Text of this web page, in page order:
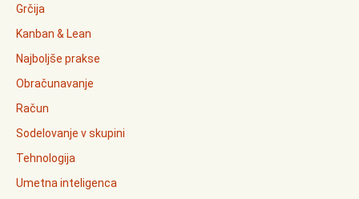
Grčija
Kanban & Lean
Najboljše prakse
Obračunavanje
Račun
Sodelovanje v skupini
Tehnologija
Umetna inteligenca